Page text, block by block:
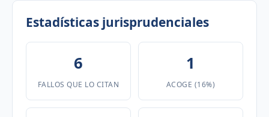
Estadísticas jurisprudenciales
6
FALLOS QUE LO CITAN
1
ACOGE (16%)